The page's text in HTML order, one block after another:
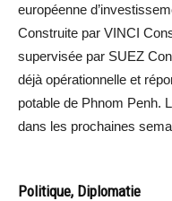
européenne
Construite par VINCI
supervisée par SUEZ
déjà opérationnelle et
potable de Phnom Penh.
dans les prochaines
Politique, Diplomatie